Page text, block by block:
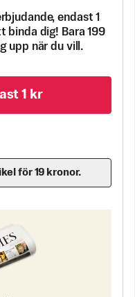
endast 1
binda dig! Bara 199
upp när du vill.
1 kr
för 19 kronor.